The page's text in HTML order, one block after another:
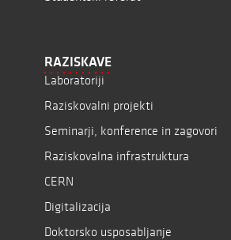
RAZISKAVE
Laboratoriji
Raziskovalni projekti
Seminarji, konference in zagovori
Raziskovalna infrastruktura
CERN
Digitalizacija
Doktorsko usposabljanje